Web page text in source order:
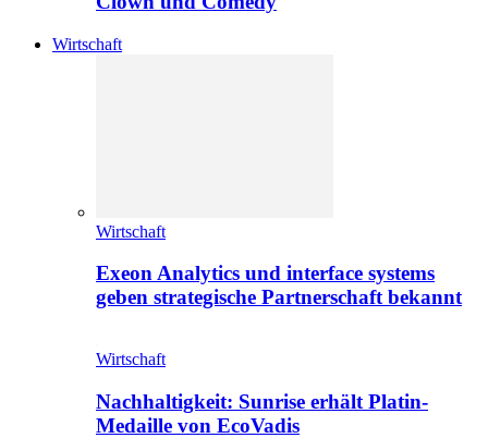
Wirtschaft
Wirtschaft
Exeon Analytics und interface systems
geben strategische Partnerschaft bekannt
Wirtschaft
Nachhaltigkeit: Sunrise erhält Platin-
Medaille von EcoVadis